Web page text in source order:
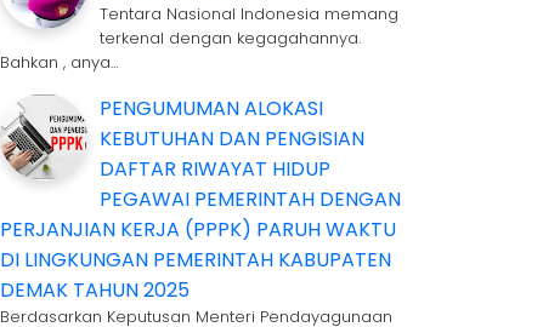
Tentara Nasional Indonesia memang
terkenal dengan kegagahannya.
Bahkan , anya…
PENGUMUMAN ALOKASI
KEBUTUHAN DAN PENGISIAN
DAFTAR RIWAYAT HIDUP
PEGAWAI PEMERINTAH DENGAN
PERJANJIAN KERJA (PPPK) PARUH WAKTU
DI LINGKUNGAN PEMERINTAH KABUPATEN
DEMAK TAHUN 2025
Berdasarkan Keputusan Menteri Pendayagunaan